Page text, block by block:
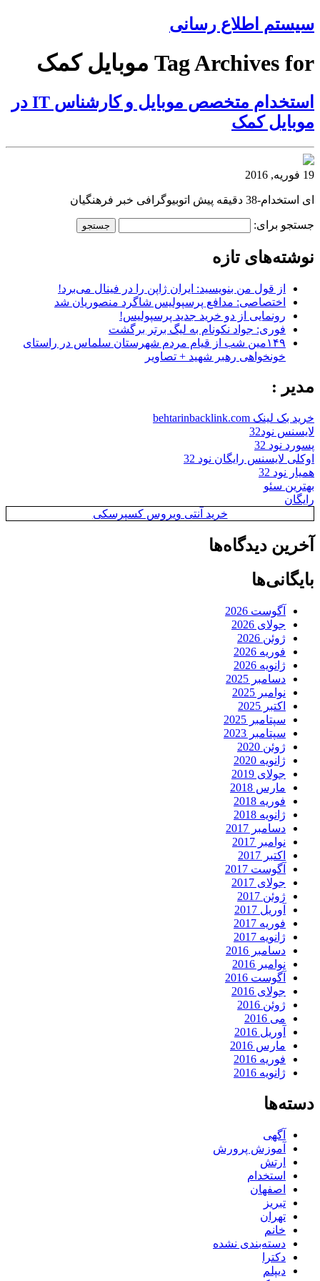
سیستم اطلاع رسانی
Tag Archives for موبایل کمک
استخدام متخصص موبایل و کارشناس IT در
موبایل کمک
19 فوریه, 2016
ای استخدام-38 دقیقه پیش اتوبیوگرافی خبر فرهنگیان
جستجو برای:
نوشته‌های تازه
از قول من بنویسید: ایران ژاپن را در فینال می‌برد!
اختصاصی: مدافع پرسپولیس شاگرد منصوریان شد
رونمایی از دو خرید جدید پرسپولیس!
فوری: جواد نکونام به لیگ برتر برگشت
۱۴۹مین شب از قیام مردم شهرستان سلماس در راستای
خونخواهی رهبر شهید + تصاویر
مدیر :
خرید بک لینک behtarinbacklink.com
لایسنس نود32
پسورد نود 32
اوکلی لایسنس رایگان نود 32
همیار نود 32
بهترین سئو
رایگان
خرید آنتی ویروس کسپرسکی
آخرین دیدگاه‌ها
بایگانی‌ها
آگوست 2026
جولای 2026
ژوئن 2026
فوریه 2026
ژانویه 2026
دسامبر 2025
نوامبر 2025
اکتبر 2025
سپتامبر 2025
سپتامبر 2023
ژوئن 2020
ژانویه 2020
جولای 2019
مارس 2018
فوریه 2018
ژانویه 2018
دسامبر 2017
نوامبر 2017
اکتبر 2017
آگوست 2017
جولای 2017
ژوئن 2017
آوریل 2017
فوریه 2017
ژانویه 2017
دسامبر 2016
نوامبر 2016
آگوست 2016
جولای 2016
ژوئن 2016
می 2016
آوریل 2016
مارس 2016
فوریه 2016
ژانویه 2016
دسته‌ها
آگهی
آموزش پرورش
ارتش
استخدام
اصفهان
تبریز
تهران
خانم
دسته‌بندی نشده
دکترا
دیپلم